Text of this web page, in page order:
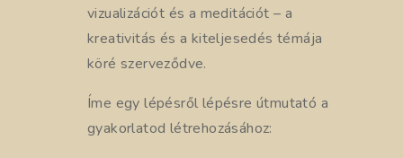
vizualizációt és a meditációt – a
kreativitás és a kiteljesedés témája
köré szerveződve.
Íme egy lépésről lépésre útmutató a
gyakorlatod létrehozásához: